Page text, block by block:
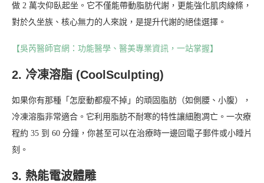
做 2 萬次仰臥起坐。它不僅能帶動脂肪代謝，更能強化肌肉線條，
對於久坐族、核心無力的人來說，是提升代謝的絕佳選擇。
【吳芮醫師官網：功能醫學、醫美專業資訊，一站掌握】
2. 冷凍溶脂 (CoolSculpting)
如果你有那種「怎麼動都瘦不掉」的頑固脂肪（如側腰、小腹），
冷凍溶脂非常適合。它利用脂肪不耐寒的特性讓細胞凋亡。一次療
程約 35 到 60 分鐘，你甚至可以在治療時一邊回電子郵件或小睡片
刻。
3. 熱能電波體雕